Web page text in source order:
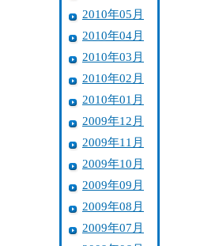
2010年05月
2010年04月
2010年03月
2010年02月
2010年01月
2009年12月
2009年11月
2009年10月
2009年09月
2009年08月
2009年07月